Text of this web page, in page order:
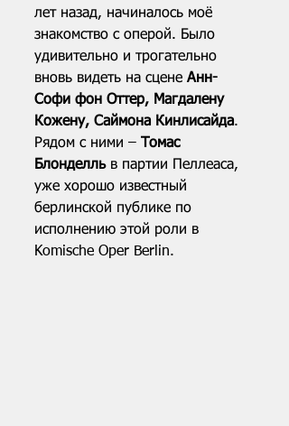
лет назад, начиналось моё
знакомство с оперой. Было
удивительно и трогательно
вновь видеть на сцене Анн-
Софи фон Оттер, Магдалену
Кожену, Саймона Кинлисайда.
Рядом с ними –
Томас
Блонделль в партии Пеллеаса,
уже хорошо известный
берлинской публике по
исполнению этой роли в
Komische Oper Berlin.